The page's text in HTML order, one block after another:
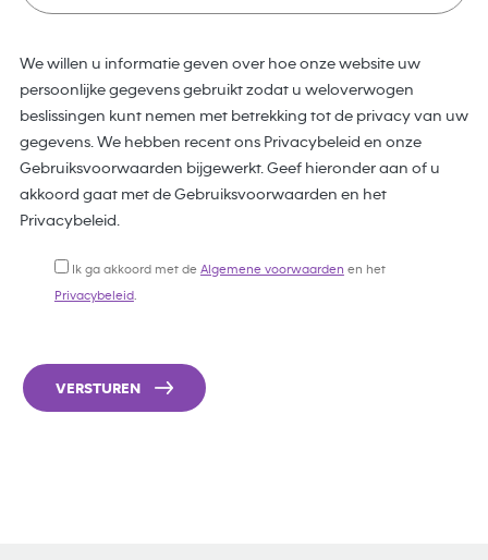
We willen u informatie geven over hoe onze website uw
persoonlijke gegevens gebruikt zodat u weloverwogen
beslissingen kunt nemen met betrekking tot de privacy van uw
gegevens. We hebben recent ons Privacybeleid en onze
Gebruiksvoorwaarden bijgewerkt. Geef hieronder aan of u
akkoord gaat met de Gebruiksvoorwaarden en het
Privacybeleid.
Ik ga akkoord met de Algemene voorwaarden en het
Privacybeleid.
VERSTUREN